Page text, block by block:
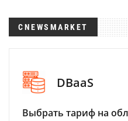
CNEWSMARKET
DBaaS
Выбрать тариф на